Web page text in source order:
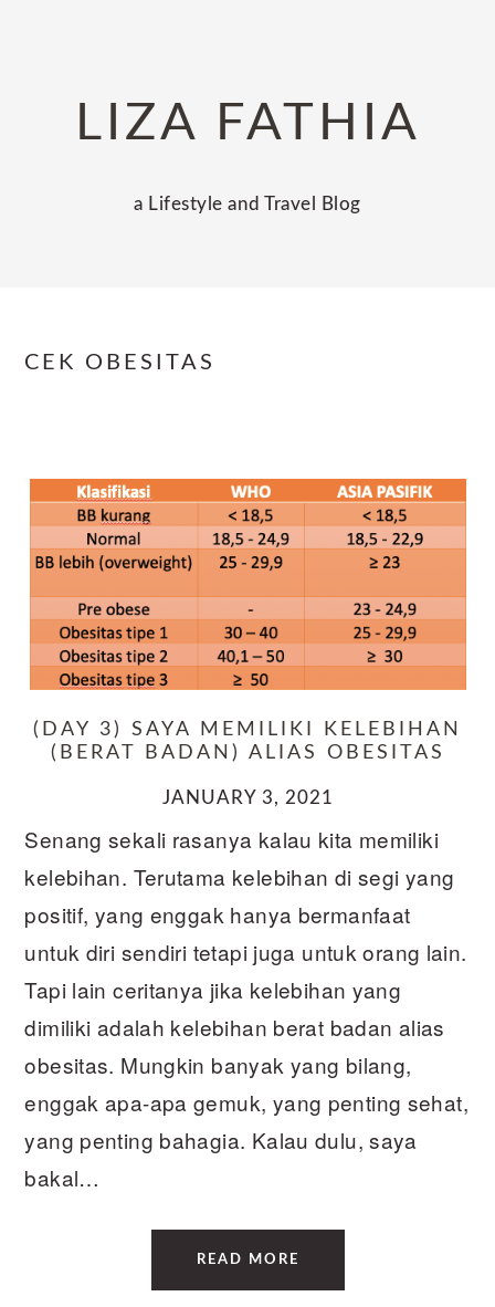
navigationLIZA FATHIA
a Lifestyle and Travel Blog
CEK OBESITAS
(DAY 3) SAYA MEMILIKI KELEBIHAN
(BERAT BADAN) ALIAS OBESITAS
JANUARY 3, 2021
Senang sekali rasanya kalau kita memiliki
kelebihan. Terutama kelebihan di segi yang
positif, yang enggak hanya bermanfaat
untuk diri sendiri tetapi juga untuk orang lain.
Tapi lain ceritanya jika kelebihan yang
dimiliki adalah kelebihan berat badan alias
obesitas. Mungkin banyak yang bilang,
enggak apa-apa gemuk, yang penting sehat,
yang penting bahagia. Kalau dulu, saya
bakal…
READ MORE